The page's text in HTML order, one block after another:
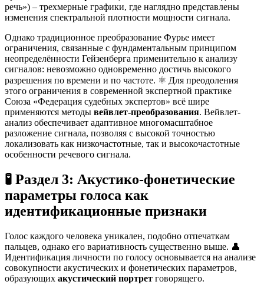
речь») – трехмерные графики, где наглядно представлены
изменения спектральной плотности мощности сигнала.
Однако традиционное преобразование Фурье имеет
ограничения, связанные с фундаментальным принципом
неопределённости Гейзенберга применительно к анализу
сигналов: невозможно одновременно достичь высокого
разрешения по времени и по частоте. ⚛️ Для преодоления
этого ограничения в современной экспертной практике
Союза «Федерация судебных экспертов» всё шире
применяются методы вейвлет-преобразования. Вейвлет-
анализ обеспечивает адаптивное многомасштабное
разложение сигнала, позволяя с высокой точностью
локализовать как низкочастотные, так и высокочастотные
особенности речевого сигнала.
🧪 Раздел 3: Акустико-фонетические
параметры голоса как
идентификационные признаки
Голос каждого человека уникален, подобно отпечаткам
пальцев, однако его вариативность существенно выше. 👤
Идентификация личности по голосу основывается на анализе
совокупности акустических и фонетических параметров,
образующих акустический портрет говорящего.